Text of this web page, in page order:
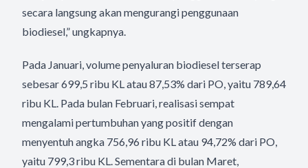
secara langsung akan mengurangi penggunaan
biodiesel,” ungkapnya.
Pada Januari, volume penyaluran biodiesel terserap
sebesar 699,5 ribu KL atau 87,53% dari PO, yaitu 789,64
ribu KL. Pada bulan Februari, realisasi sempat
mengalami pertumbuhan yang positif dengan
menyentuh angka 756,96 ribu KL atau 94,72% dari PO,
yaitu 799,3 ribu KL. Sementara di bulan Maret,